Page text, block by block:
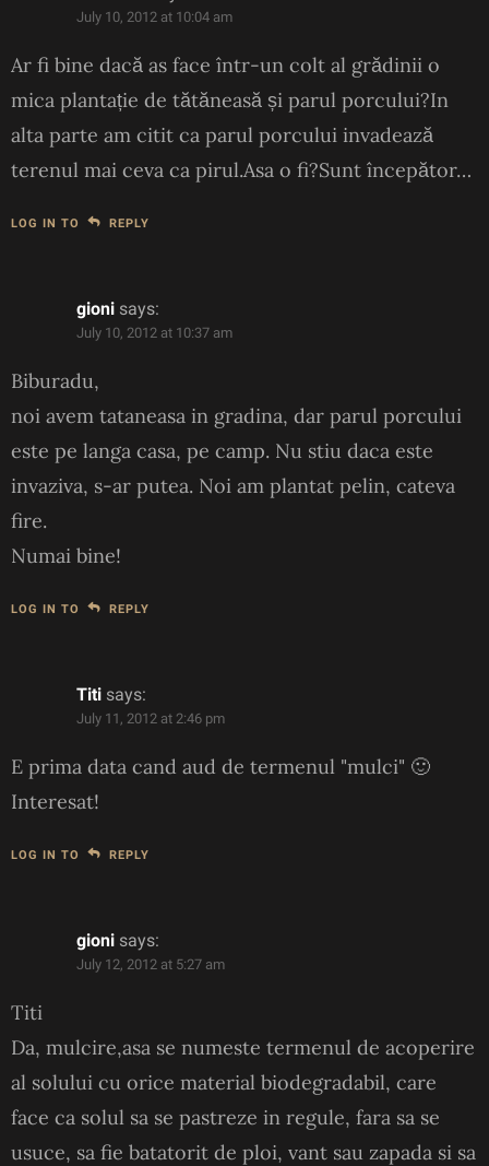
July 10, 2012 at 10:04 am
Ar fi bine dacă as face într-un colt al grădinii o
mica plantație de tătăneasă și parul porcului?In
alta parte am citit ca parul porcului invadează
terenul mai ceva ca pirul.Asa o fi?Sunt începător…
LOG IN TO REPLY
gioni says:
July 10, 2012 at 10:37 am
Biburadu,
noi avem tataneasa in gradina, dar parul porcului
este pe langa casa, pe camp. Nu stiu daca este
invaziva, s-ar putea. Noi am plantat pelin, cateva
fire.
Numai bine!
LOG IN TO REPLY
Titi says:
July 11, 2012 at 2:46 pm
E prima data cand aud de termenul "mulci" 🙂
Interesat!
LOG IN TO REPLY
gioni says:
July 12, 2012 at 5:27 am
Titi
Da, mulcire,asa se numeste termenul de acoperire
al solului cu orice material biodegradabil, care
face ca solul sa se pastreze in regule, fara sa se
usuce, sa fie batatorit de ploi, vant sau zapada si sa